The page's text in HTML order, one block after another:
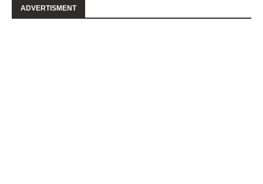
ADVERTISMENT